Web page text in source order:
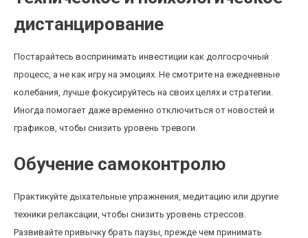
дистанцирование
Постарайтесь воспринимать инвестиции как долгосрочный
процесс, а не как игру на эмоциях. Не смотрите на ежедневные
колебания, лучше фокусируйтесь на своих целях и стратегии.
Иногда помогает даже временно отключиться от новостей и
графиков, чтобы снизить уровень тревоги.
Обучение самоконтролю
Практикуйте дыхательные упражнения, медитацию или другие
техники релаксации, чтобы снизить уровень стрессов.
Развивайте привычку брать паузы, прежде чем принимать